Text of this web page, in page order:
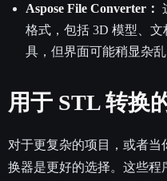
Aspose File Converter：
格式，包括 3D 模型、
具，但界面可能稍显杂乱
用于 STL 转换
对于更复杂的项目，或者当
换器是更好的选择。这些程